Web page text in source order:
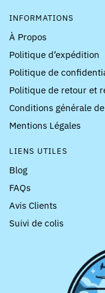
INFORMATIONS
À Propos
Politique d’expédition
Politique de
Politique de retour et
Conditions générale
Mentions Légales
LIENS UTILES
Blog
FAQs
Avis Clients
Suivi de colis